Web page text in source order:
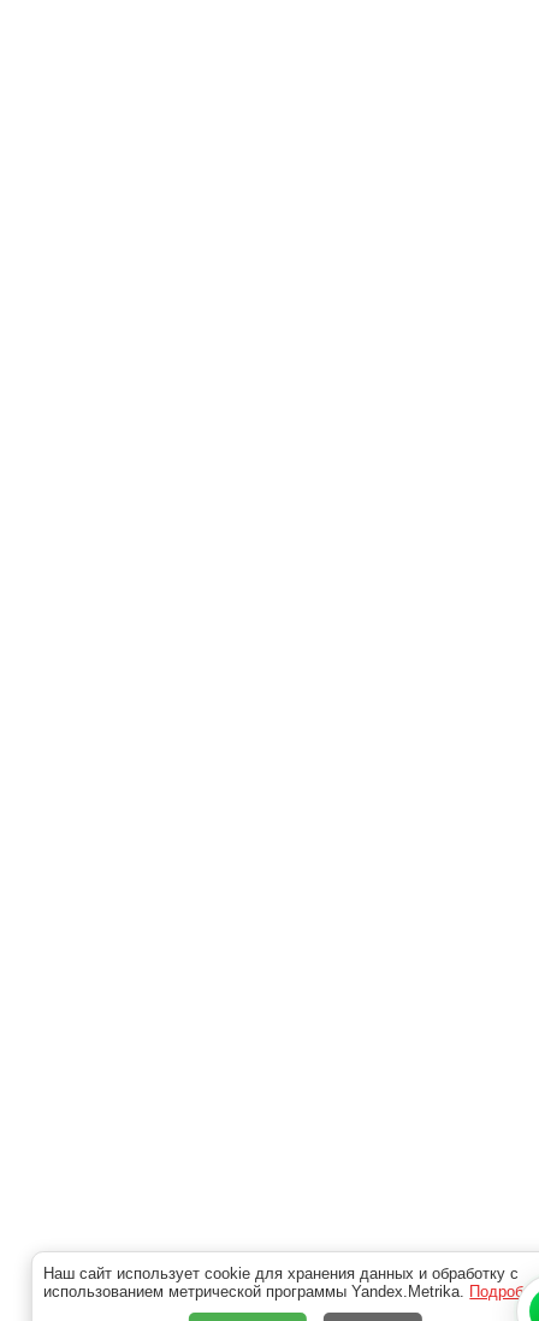
Наш сайт использует cookie для хранения данных и обработку с
использованием метрической программы Yandex.Metrika.